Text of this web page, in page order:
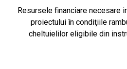
Resursele financiare necesare
proiectului în condiţiile
cheltuielilor eligibile din